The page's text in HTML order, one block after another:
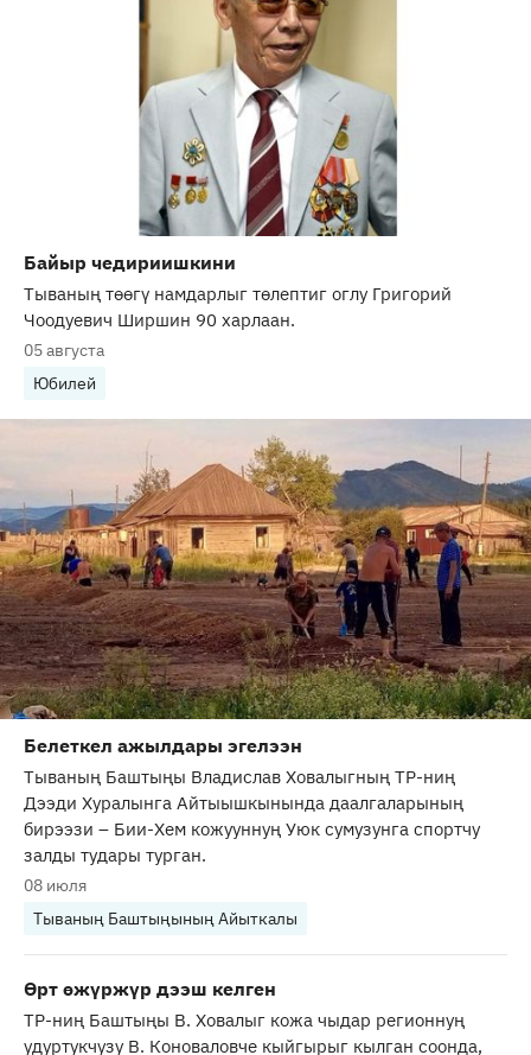
Байыр чедириишкини
Тываның төөгү намдарлыг төлептиг оглу Григорий
Чоодуевич Ширшин 90 харлаан.
05 августа
Юбилей
Белеткел ажылдары эгелээн
Тываның Баштыңы Владислав Ховалыгның ТР-ниң
Дээди Хуралынга Айтыышкынында даалгаларының
бирээзи – Бии-Хем кожууннуң Уюк сумузунга спортчу
залды тудары турган.
08 июля
Тываның Баштыңының Айыткалы
Өрт өжүржүр дээш келген
ТР-ниң Баштыңы В. Ховалыг кожа чыдар регионнуң
удуртукчузу В. Коноваловче кыйгырыг кылган соонда,